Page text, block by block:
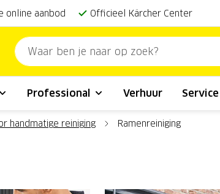
online aanbod Officieel Kärcher Center
Professional Verhuur Service
handmatige reiniging Ramenreiniging